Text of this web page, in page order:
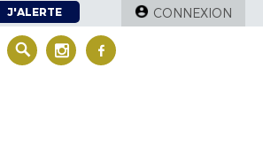
J'ALERTE CONNEXION